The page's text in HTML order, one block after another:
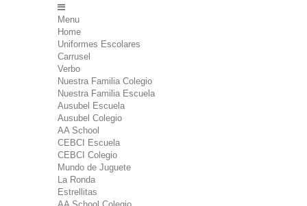
Menu
Home
Uniformes Escolares
Carrusel
Verbo
Nuestra Familia Colegio
Nuestra Familia Escuela
Ausubel Escuela
Ausubel Colegio
AA School
CEBCI Escuela
CEBCI Colegio
Mundo de Juguete
La Ronda
Estrellitas